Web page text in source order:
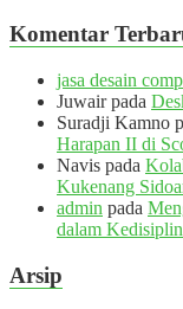
Komentar
jasa desain
Juwairpada
Suradji Kamno
Harapan II di
Navis pada
Kukenang
admin pada
dalam
Arsip